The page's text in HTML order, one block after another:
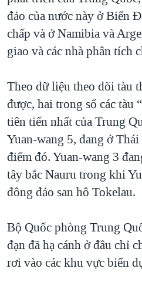
đảo của nước này ở Biển
chấp và ở Namibia và
giao và các nhà phân tích
Theo dữ liệu theo dõi tàu
được, hai trong số các tàu
tiên tiến nhất của Trung
Yuan-wang 5, đang ở
điểm đó. Yuan-wang 3
tây bắc Nauru trong khi
đông đảo san hô Tokelau.
Bộ Quốc phòng Trung
đạn đã hạ cánh ở đâu chỉ
rơi vào các khu vực biển